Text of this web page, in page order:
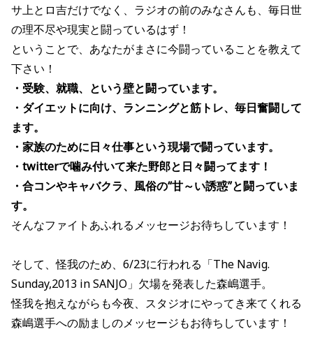
サ上とロ吉だけでなく、ラジオの前のみなさんも、毎日世
の理不尽や現実と闘っているはず！
ということで、あなたがまさに今闘っていることを教えて
下さい！
・受験、就職、という壁と闘っています。
・ダイエットに向け、ランニングと筋トレ、毎日奮闘して
ます。
・家族のために日々仕事という現場で闘っています。
・twitterで噛み付いて来た野郎と日々闘ってます！
・合コンやキャバクラ、風俗の“甘～い誘惑”と闘っていま
す。
そんなファイトあふれるメッセージお待ちしています！
そして、怪我のため、6/23に行われる「The Navig.
Sunday,2013 in SANJO」欠場を発表した森嶋選手。
怪我を抱えながらも今夜、スタジオにやってき来てくれる
森嶋選手への励ましのメッセージもお待ちしています！